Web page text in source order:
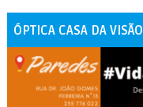
ÓPTICA CASA DA VISÃO